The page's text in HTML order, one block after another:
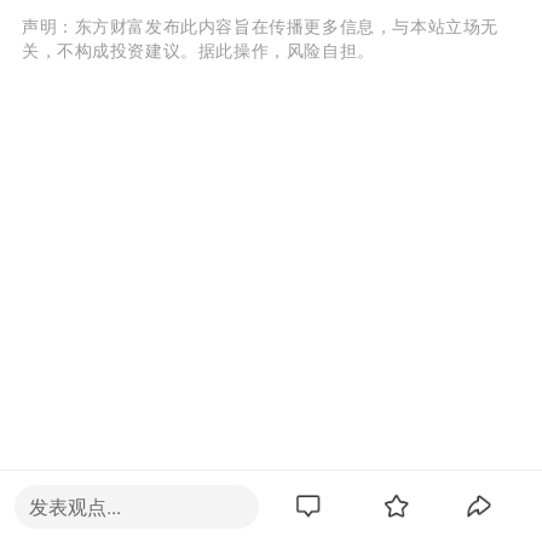
声明：东方财富发布此内容旨在传播更多信息，与本站立场无
关，不构成投资建议。据此操作，风险自担。
发表观点...